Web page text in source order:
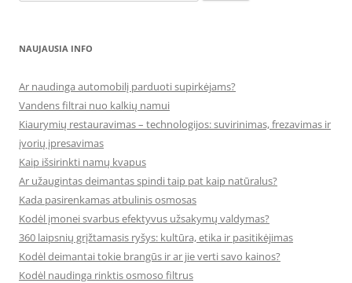
NAUJAUSIA INFO
Ar naudinga automobilį parduoti supirkėjams?
Vandens filtrai nuo kalkių namui
Kiaurymių restauravimas – technologijos: suvirinimas, frezavimas ir
įvorių įpresavimas
Kaip išsirinkti namų kvapus
Ar užaugintas deimantas spindi taip pat kaip natūralus?
Kada pasirenkamas atbulinis osmosas
Kodėl įmonei svarbus efektyvus užsakymų valdymas?
360 laipsnių grįžtamasis ryšys: kultūra, etika ir pasitikėjimas
Kodėl deimantai tokie brangūs ir ar jie verti savo kainos?
Kodėl naudinga rinktis osmoso filtrus